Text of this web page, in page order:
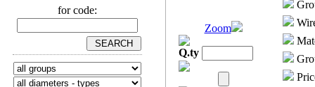
for code:
Zoom
Q.ty